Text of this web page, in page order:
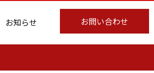
お問い合わせ
お知らせ